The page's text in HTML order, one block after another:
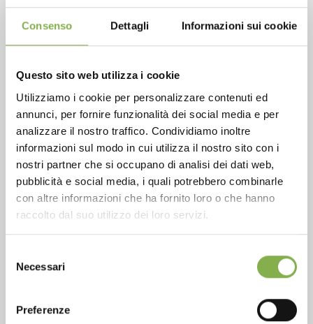
Consenso Dettagli Informazioni sui cookie
Questo sito web utilizza i cookie
Utilizziamo i cookie per personalizzare contenuti ed
annunci, per fornire funzionalità dei social media e per
analizzare il nostro traffico. Condividiamo inoltre
informazioni sul modo in cui utilizza il nostro sito con i
nostri partner che si occupano di analisi dei dati web,
pubblicità e social media, i quali potrebbero combinarle
con altre informazioni che ha fornito loro o che hanno
raccolto dal suo utilizzo dei loro servizi.
delNecessari
Preferenze
Phone
From monday to friday
+1 904 294 5920
SERVICES
Over 40 years of experience